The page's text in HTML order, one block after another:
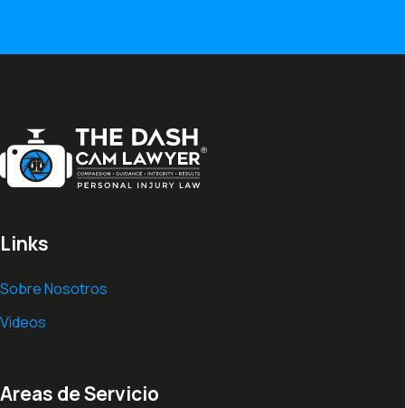
Links
Sobre Nosotros
Videos
Areas de Servicio